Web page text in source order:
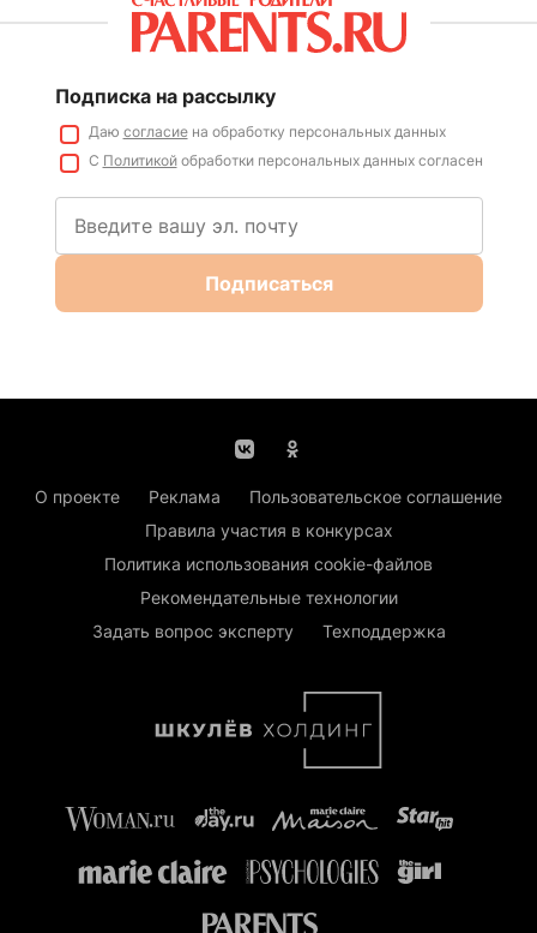
Подписка на рассылку
Даю согласиена обработку персональных данных
С Политикойобработки персональных данных согласен
Подписаться
О проекте Реклама
Пользовательское соглашение
Правила участия в конкурсах
Политика использования cookie-файлов
Рекомендательные технологии
Задать вопрос эксперту
Техподдержка